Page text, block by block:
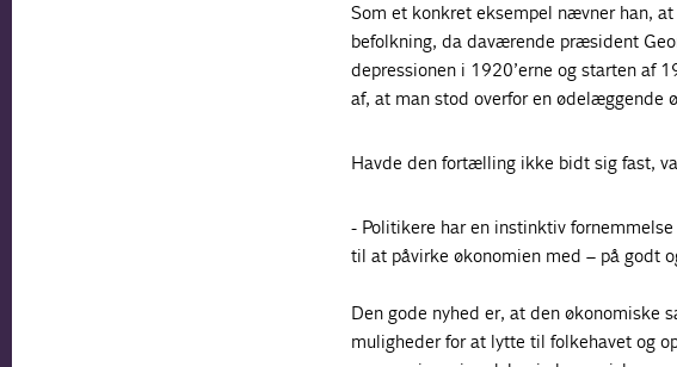
Som et konkret eksempel nævner han,
befolkning, da daværende præsident
depressionen i 1920’erne og starten af
af, at man stod overfor en ødelæggende
Havde den fortælling ikke bidt sig fast,
- Politikere har en instinktiv
til at påvirke økonomien med – på godt
Den gode nyhed er, at den økonomiske
muligheder for at lytte til folkehavet og